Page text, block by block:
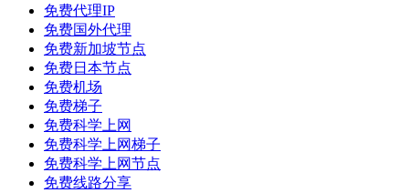
免费代理IP
免费国外代理
免费新加坡节点
免费日本节点
免费机场
免费梯子
免费科学上网
免费科学上网梯子
免费科学上网节点
免费线路分享